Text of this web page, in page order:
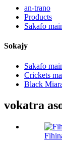
an-trano
Products
Sakafo
Sokajy
Sakafo
Crickets
Black
vokatra